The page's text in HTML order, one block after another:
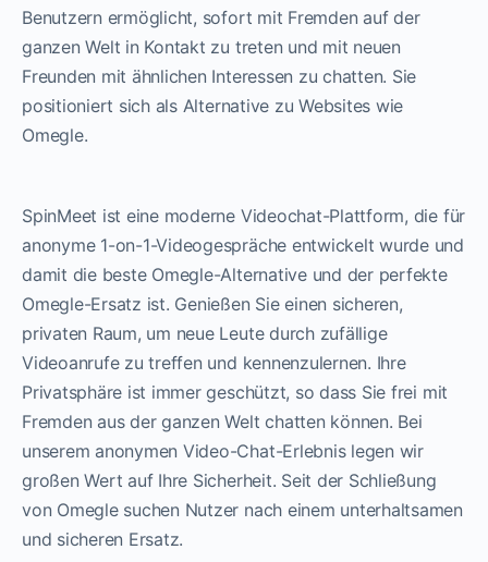
Benutzern ermöglicht, sofort mit Fremden auf der
ganzen Welt in Kontakt zu treten und mit neuen
Freunden mit ähnlichen Interessen zu chatten. Sie
positioniert sich als Alternative zu Websites wie
Omegle.
SpinMeet ist eine moderne Videochat-Plattform, die für
anonyme 1-on-1-Videogespräche entwickelt wurde und
damit die beste Omegle-Alternative und der perfekte
Omegle-Ersatz ist. Genießen Sie einen sicheren,
privaten Raum, um neue Leute durch zufällige
Videoanrufe zu treffen und kennenzulernen. Ihre
Privatsphäre ist immer geschützt, so dass Sie frei mit
Fremden aus der ganzen Welt chatten können. Bei
unserem anonymen Video-Chat-Erlebnis legen wir
großen Wert auf Ihre Sicherheit. Seit der Schließung
von Omegle suchen Nutzer nach einem unterhaltsamen
und sicheren Ersatz.